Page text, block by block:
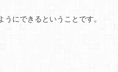
にできるということです。